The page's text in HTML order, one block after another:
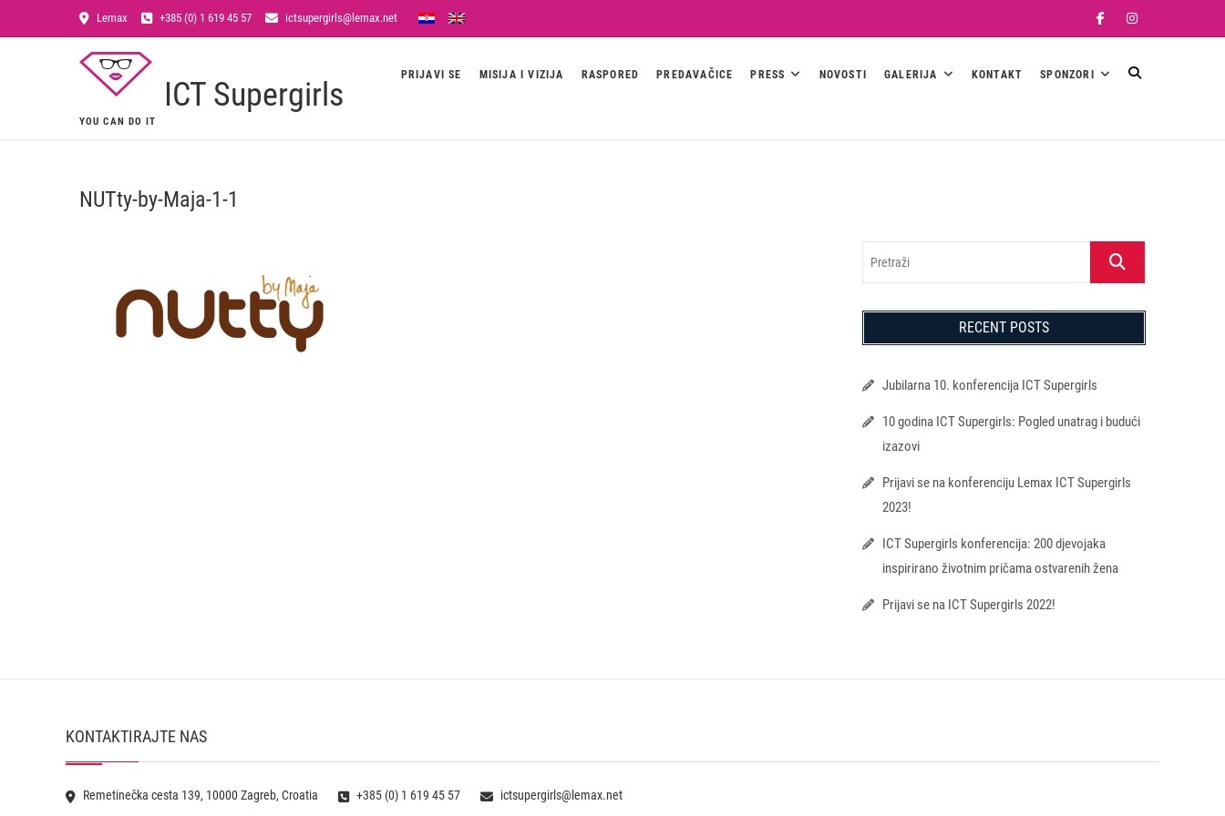
Lemax +385 (0) 1 619 45 57 ictsupergirls@lemax.net FacebookInstagram
ICT Supergirls
YOU CAN DO IT
PRIJAVI SE MISIJA I VIZIJA RASPORED PREDAVAČICE PRESS NOVOSTI GALERIJA KONTAKT SPONZORI
NUTty-by-Maja-1-1
Pretraži
RECENT POSTS
Jubilarna 10. konferencija ICT Supergirls
10 godina ICT Supergirls: Pogled unatrag i budući
izazovi
Prijavi se na konferenciju Lemax ICT Supergirls
2023!
ICT Supergirls konferencija: 200 djevojaka
inspirirano životnim pričama ostvarenih žena
Prijavi se na ICT Supergirls 2022!
KONTAKTIRAJTE NAS
Remetinečka cesta 139, 10000 Zagreb, Croatia +385 (0) 1 619 45 57 ictsupergirls@lemax.net